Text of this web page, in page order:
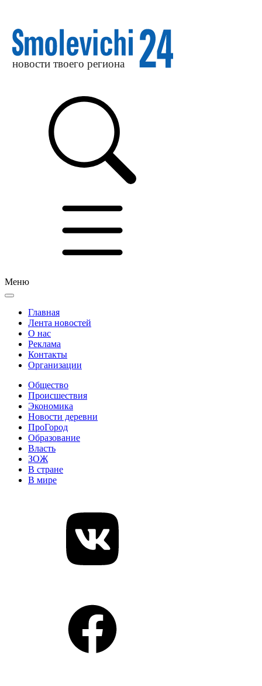
Меню
Главная
Лента новостей
О нас
Реклама
Контакты
Организации
Общество
Происшествия
Экономика
Новости деревни
ПроГород
Образование
Власть
ЗОЖ
В стране
В мире